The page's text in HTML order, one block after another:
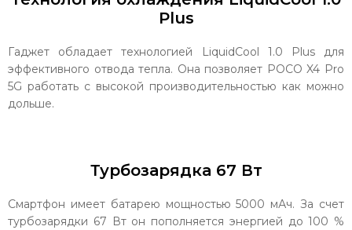
Plus
Гаджет обладает технологией LiquidCool 1.0 Plus для
эффективного отвода тепла. Она позволяет POCO X4 Pro
5G работать с высокой производительностью как можно
дольше.
Турбозарядка 67 Вт
Смартфон имеет батарею мощностью 5000 мАч. За счет
турбозарядки 67 Вт он пополняется энергией до 100 %